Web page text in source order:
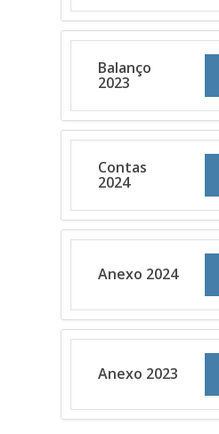
Balanço
2023
Contas
2024
Anexo 2024
Anexo 2023